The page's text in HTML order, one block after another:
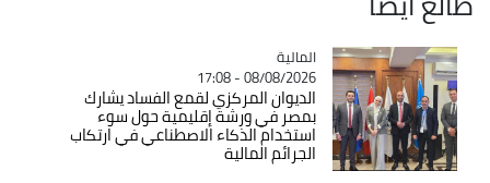
Catégorie
المالية
08/08/2026 - 17:08
الديوان المركزي لقمع الفساد يشارك
بمصر في ورشة إقليمية حول سوء
استخدام الذكاء الاصطناعي في ارتكاب
الجرائم المالية